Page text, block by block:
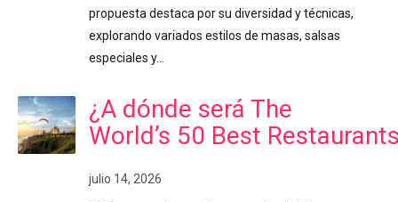
propuesta destaca por su diversidad y técnicas,
explorando variados estilos de masas, salsas
especiales y…
¿A dónde será The
World’s 50 Best
julio 14, 2026